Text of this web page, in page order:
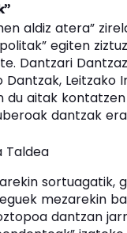
aldiz atera”
egiten
Dantzari
Dantzak,
du aitak
dantzak
Taldea
sortuagatik,
mezarekin
dantzan